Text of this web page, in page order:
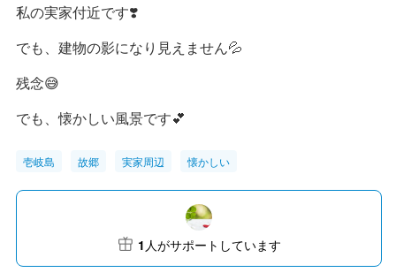
私の実家付近です❣️
でも、建物の影になり見えません💦
残念😅
でも、懐かしい風景です💕
壱岐島 故郷 実家周辺 懐かしい
1 人がサポートしています